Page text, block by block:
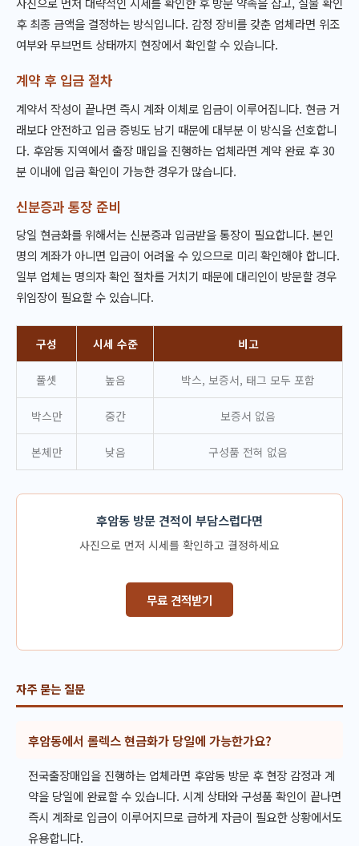
후 최종 금액을 결정하는 방식입니다. 감정 장비를 갖춘 업체라면 위조
여부와 무브먼트 상태까지 현장에서 확인할 수 있습니다.
계약 후 입금 절차
계약서 작성이 끝나면 즉시 계좌 이체로 입금이 이루어집니다. 현금 거
래보다 안전하고 입금 증빙도 남기 때문에 대부분 이 방식을 선호합니
다. 후암동 지역에서 출장 매입을 진행하는 업체라면 계약 완료 후 30
분 이내에 입금 확인이 가능한 경우가 많습니다.
신분증과 통장 준비
당일 현금화를 위해서는 신분증과 입금받을 통장이 필요합니다. 본인
명의 계좌가 아니면 입금이 어려울 수 있으므로 미리 확인해야 합니다.
일부 업체는 명의자 확인 절차를 거치기 때문에 대리인이 방문할 경우
위임장이 필요할 수 있습니다.
구성 시세 수준 비고
풀셋 높음 박스, 보증서, 태그 모두 포함
박스만 중간 보증서 없음
본체만 낮음 구성품 전혀 없음
후암동 방문 견적이 부담스럽다면
사진으로 먼저 시세를 확인하고 결정하세요
무료 견적받기
자주 묻는 질문
후암동에서 롤렉스 현금화가 당일에 가능한가요?
전국출장매입을 진행하는 업체라면 후암동 방문 후 현장 감정과 계
약을 당일에 완료할 수 있습니다. 시계 상태와 구성품 확인이 끝나면
즉시 계좌로 입금이 이루어지므로 급하게 자금이 필요한 상황에서도
유용합니다.